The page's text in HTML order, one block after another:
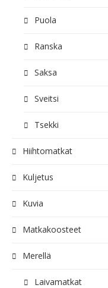
Puola
Ranska
Saksa
Sveitsi
Tsekki
Hiihtomatkat
Kuljetus
Kuvia
Matkakoosteet
Merellä
Laivamatkat